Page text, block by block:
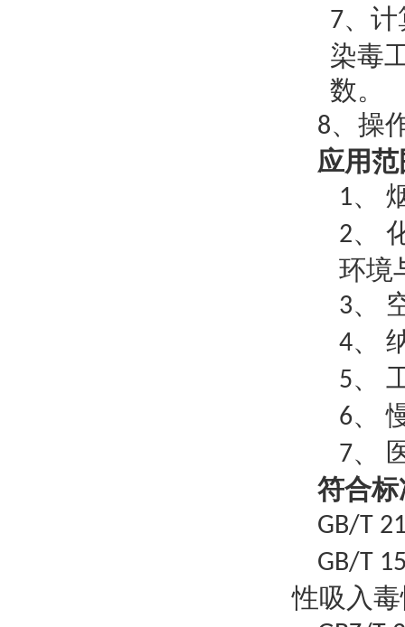
7、
染毒
数。
8、操
应用范
1、
2、
环境
3、
4、
5、
6、
7、
符合
GB/T
GB/T
性吸入